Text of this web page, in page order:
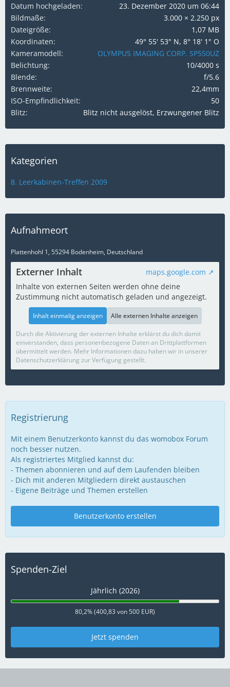
Datum hochgeladen
23. Dezember 2020 um 06:44
Bildmaße
3.000 × 2.250 px
Dateigröße
1,07 MB
Koordinaten
49° 55' 53" N, 8° 18' 1" O
Kameramodell
OLYMPUS IMAGING CORP. SP550UZ
Belichtung
10/4000 s
Blende
f/5.6
Brennweite
22,4mm
ISO-Empfindlichkeit
50
Blitz
Blitz nicht ausgelöst, Erzwungener Blitz
Kategorien
8. Leerkabinen-Treffen 2009
Aufnahmeort
Plattenhohl 1, 55294 Bodenheim, Deutschland
Externer Inhalt
maps.google.com
Inhalte von externen Seiten werden ohne deine
Zustimmung nicht automatisch geladen und angezeigt.
Inhalt einmalig anzeigen Alle externen Inhalte anzeigen
Durch die Aktivierung der externen Inhalte erklärst du dich damit
einverstanden, dass personenbezogene Daten an Drittplattformen
übermittelt werden. Mehr Informationen dazu haben wir in unserer
Datenschutzerklärung zur Verfügung gestellt.
Registrierung
Mit einem Benutzerkonto kannst du das womobox Forum
noch besser nutzen.
Als registriertes Mitglied kannst du:
- Themen abonnieren und auf dem Laufenden bleiben
- Dich mit anderen Mitgliedern direkt austauschen
- Eigene Beiträge und Themen erstellen
Benutzerkonto erstellen
Spenden-Ziel
Jährlich (2026)
80,2% (400,83 von 500 EUR)
Jetzt spenden